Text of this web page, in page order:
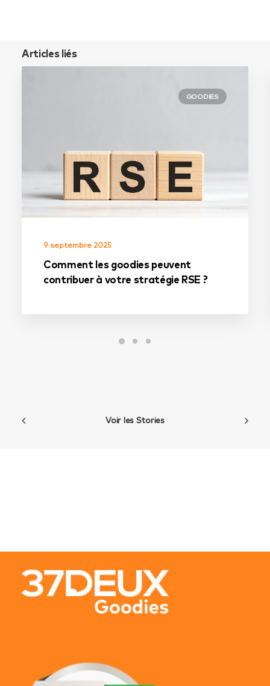
Articles liés
GOODIES
9 septembre 2025
Comment les goodies peuvent
contribuer à votre stratégie RSE ?
Voir les Stories